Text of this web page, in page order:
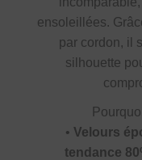
ensoleillées.
par cordon, il
silhouette
• Velours
tendance